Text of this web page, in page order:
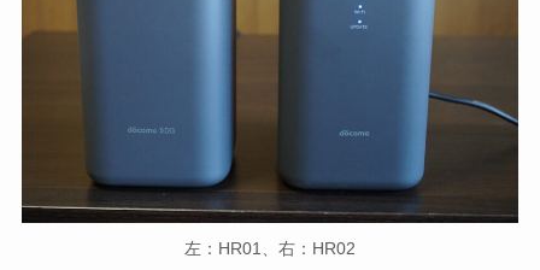
左：HR01、右：HR02